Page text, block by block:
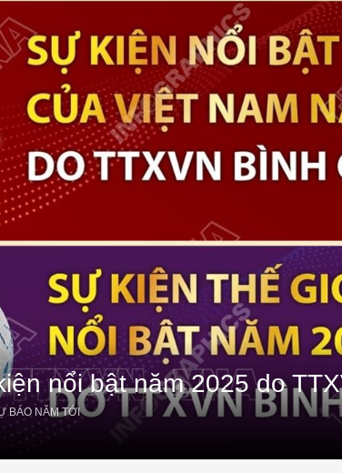
nổi bật năm 2025 do
BÁO NĂM TỚI